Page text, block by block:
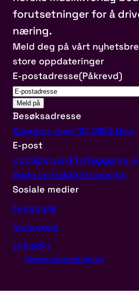
forutsetninger for å
næring.
Meld deg på vårt
store oppdateringer
E-postadresse(Påkrevd)
Besøksadresse
Kongens gate 12, 0153 Oslo
E-post
Øvrig kontaktinformasjon
Sosiale medier
Facebook
Instagram
Linkedin
Personvernerklæring